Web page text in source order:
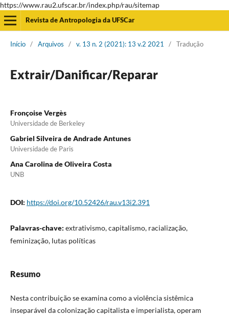
https://www.rau2.ufscar.br/index.php/rau/sitemap
Revista de Antropologia da UFSCar
Início / Arquivos / v. 13 n. 2 (2021): 13 v.2 2021 / Tradução
Extrair/Danificar/Reparar
Fronçoise Vergès
Universidade de Berkeley
Gabriel Silveira de Andrade Antunes
Universidade de Paris
Ana Carolina de Oliveira Costa
UNB
DOI: https://doi.org/10.52426/rau.v13i2.391
Palavras-chave: extrativismo, capitalismo, racialização,
feminização, lutas políticas
Resumo
Nesta contribuição se examina como a violência sistêmica
inseparável da colonização capitalista e imperialista, operam